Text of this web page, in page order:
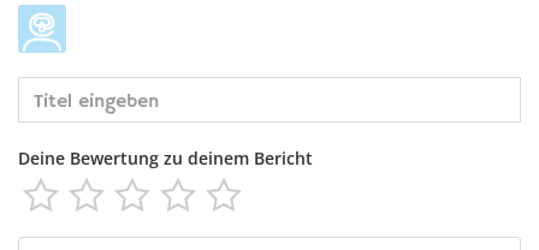
Deine Bewertung zu deinem Bericht
    